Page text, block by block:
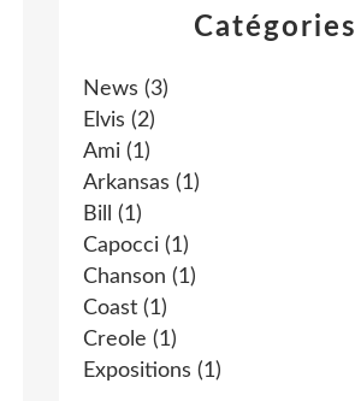
Catégories
News (3)
Elvis (2)
Ami (1)
Arkansas (1)
Bill
(1)
Capocci (1)
Chanson (1)
Coast (1)
Creole (1)
Expositions (1)